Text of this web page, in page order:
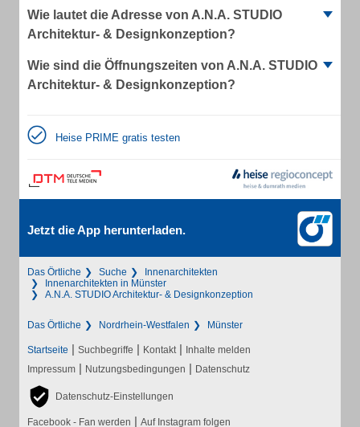
Wie lautet die Adresse von A.N.A. STUDIO
Architektur- & Designkonzeption?
Wie sind die Öffnungszeiten von A.N.A. STUDIO
Architektur- & Designkonzeption?
Heise PRIME gratis testen
Jetzt die App herunterladen.
Das Örtliche Suche
Innenarchitekten
Innenarchitekten in Münster
A.N.A. STUDIO Architektur- & Designkonzeption
Das Örtliche Nordrhein-Westfalen Münster
Startseite | Suchbegriffe | Kontakt | Inhalte melden
Impressum | Nutzungsbedingungen | Datenschutz
Datenschutz-Einstellungen
Facebook - Fan werden | Auf Instagram folgen